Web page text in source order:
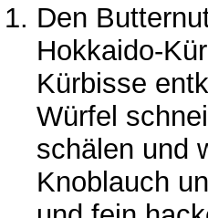
Den
Hokkaido-
Kürbisse
Würfel
schälen und
Knoblauch